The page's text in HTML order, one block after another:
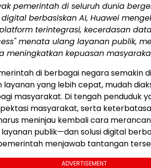
pemerintah di seluruh dunia
berbasiskan AI, Huawei
terintegrasi, kecerdasan
menata ulang layanan publik,
meningkatkan kepuasan
di berbagai negara semakin
layanan yang lebih cepat, mudah
masyarakat. Di tengah penduduk
masyarakat, serta
meninjau kembali cara
publik—dan solusi digital
menjawab tantangan
ADVERTISEMENT